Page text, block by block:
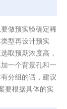
做预实验确定稀
型再设计预实
取预期浓度高，
一个背景孔和一
分组的话，建议
要根据具体的实